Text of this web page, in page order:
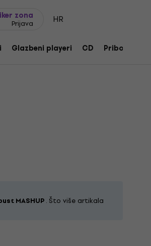
zona
Prijava HR
Glazbeni playeri CD Pribor
(2 LP)
MASHUP. Što više artikala